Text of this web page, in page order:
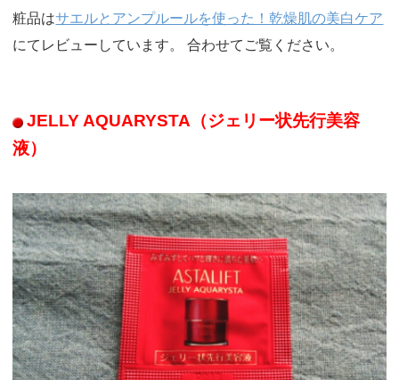
粧品はサエルとアンプルールを使った！乾燥肌の美白ケア
にてレビューしています。 合わせてご覧ください。
JELLY AQUARYSTA（ジェリー状先行美容
液）